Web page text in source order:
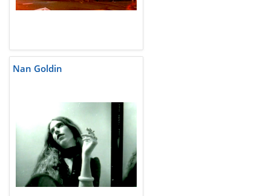
Nan Goldin